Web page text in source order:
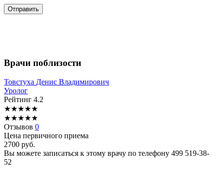
Врачи поблизости
Товстуха Денис Владимирович
Уролог
Рейтинг 4.2
★★★★★
★★★★★
Отзывов 0
Цена первичного приема
2700 руб.
Вы можете записаться к этому врачу по телефону 499 519-38-
52